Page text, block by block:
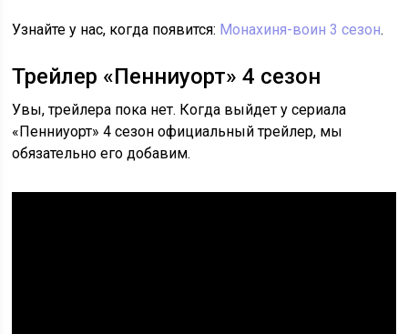
Узнайте у нас, когда появится: Монахиня-воин 3 сезон.
Трейлер «Пенниуорт» 4 сезон
Увы, трейлера пока нет. Когда выйдет у сериала
«Пенниуорт» 4 сезон официальный трейлер, мы
обязательно его добавим.